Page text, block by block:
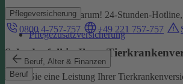
Pflegeversicherung
Pflegezusatzversicherung
Beruf, Alter & Finanzen
Beruf
Wir kümmern uns darum! 24-Stunden-
0800 4-757-757
+49 221 757-757
Schadenfall in Ihrer
Wenn Sie eine Leistung Ihrer